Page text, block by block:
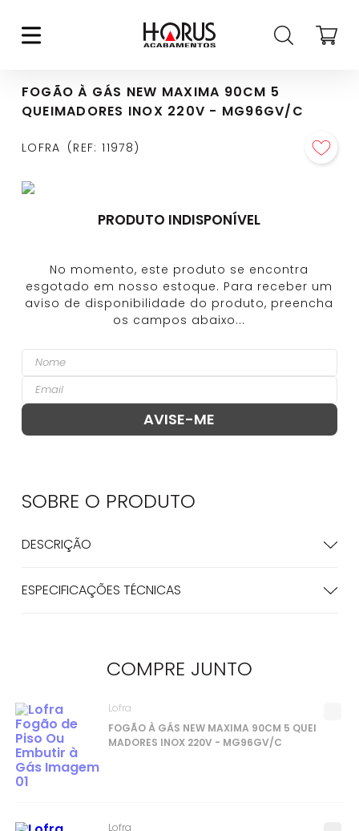
FOGÃO À GÁS NEW MAXIMA 90CM 5
QUEIMADORES INOX 220V - MG96GV/C
LOFRA REF:11978
PRODUTO INDISPONÍVEL
SOBRE O PRODUTO
DESCRIÇÃO
ESPECIFICAÇÕES TÉCNICAS
COMPRE JUNTO
FOGÃO À GÁS NEW MAXIMA 90CM 5 QUEI
MADORES INOX 220V - MG96GV/C
Lofra
Lofra